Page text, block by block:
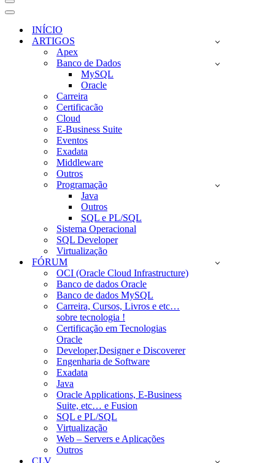
Menu
de
navegação
Menu
navegaçãoINÍCIO
ARTIGOS
Apex
Banco de Dados
MySQL
Oracle
Carreira
Certificacão
Cloud
E-Business Suite
Eventos
Exadata
Middleware
Outros
Programação
Java
Outros
SQL e PL/SQL
Sistema Operacional
SQL Developer
Virtualização
FÓRUM
OCI (Oracle Cloud Infrastructure)
Banco de dados Oracle
Banco de dados MySQL
Carreira, Cursos, Livros e etc…
sobre tecnologia !
Certificação em Tecnologias
Oracle
Developer,Designer e Discoverer
Engenharia de Software
Exadata
Java
Oracle Applications, E-Business
Suite, etc… e Fusion
SQL e PL/SQL
Virtualização
Web – Servers e Aplicações
Outros
CLV